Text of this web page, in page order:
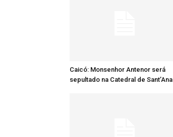
Caicó: Monsenhor Antenor será
sepultado na Catedral de Sant’Ana